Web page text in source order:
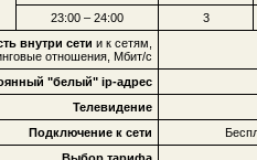
23:00 – 24:00
3
внутри сети и к сетям,
отношения, Мбит/с
"белый" ip-адрес
Телевидение
Подключение к сети